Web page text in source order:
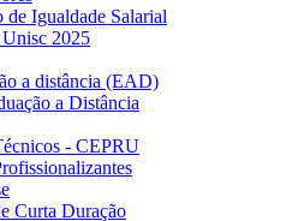
de Igualdade Salarial
2025
a distância (EAD)
a Distância
- CEPRU
Curta Duração